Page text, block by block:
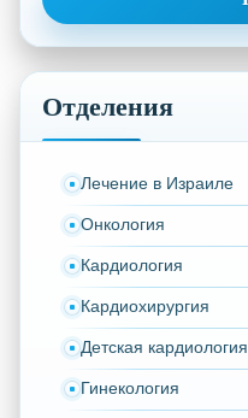
Отделения
Лечение в Израиле
Онкология
Кардиология
Кардиохирургия
Детская кардиология
Гинекология